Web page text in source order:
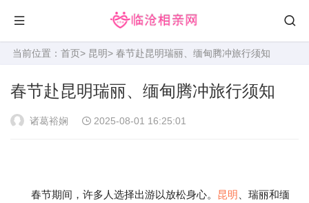
当前位置： 首页> 昆明> 春节赴昆明瑞丽、缅甸腾冲旅行须知
春节赴昆明瑞丽、缅甸腾冲旅行须知
诸葛裕娴 2025-08-01 16:25:01
春节期间，许多人选择出游以放松身心。 昆明
、瑞丽和缅